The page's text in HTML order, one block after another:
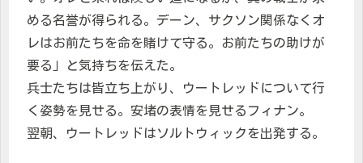
める名誉が得られる。デーン、サクソン関係なくオ
レはお前たちを命を賭けて守る。お前たちの助けが
要る」と気持ちを伝えた。
兵士たちは皆立ち上がり、ウートレッドについて行
く姿勢を見せる。安堵の表情を見せるフィナン。
翌朝、ウートレッドはソルトウィックを出発する。